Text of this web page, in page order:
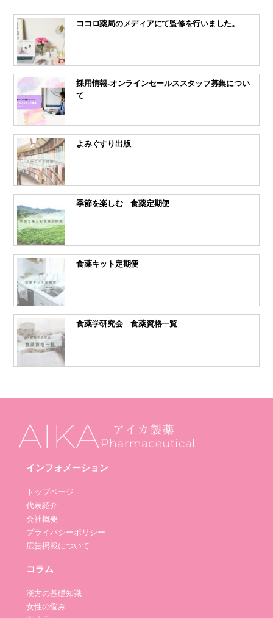
ココロ薬局のメディアにて監修を行いました。
採用情報-オンラインセールススタッフ募集につい
て
よみぐすり出版
季節を楽しむ 食薬定期便
食薬キット定期便
食薬学研究会 食薬資格一覧
インフォメーション
トップページ
代表紹介
会社概要
プライバシーポリシー
広告掲載について
コラム
漢方の基礎知識
女性の悩み